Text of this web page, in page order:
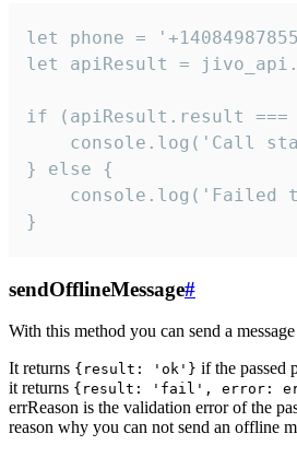
let phone =
let apiResult =
if (apiResult.result
console.log('Call
} else {
console.log('Failed
}
sendOfflineMessage#
With this method you can send a
It returns {result: 'ok'} if the passed
it returns {result: 'fail', error:
errReason is the validation error of the
reason why you can not send an offline